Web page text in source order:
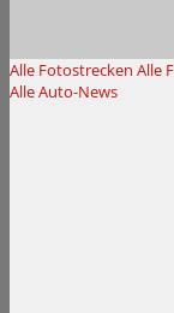
Alle Fotostrecken Alle
Alle Auto-News